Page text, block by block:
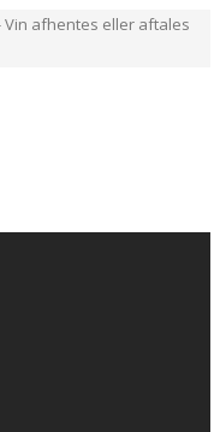
Vin afhentes eller aftales